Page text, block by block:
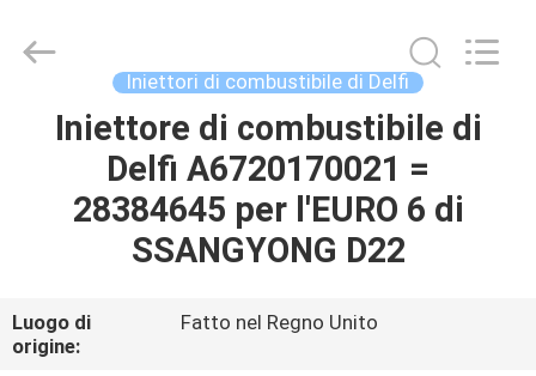
CASA
PRODOTTI
NOI
Auto
Iniettori di combustibile di Delfi
Iniettore di combustibile di
Delfi A6720170021 =
28384645 per l'EURO 6 di
SSANGYONG D22
Luogo di
origine:
Fatto nel Regno Unito